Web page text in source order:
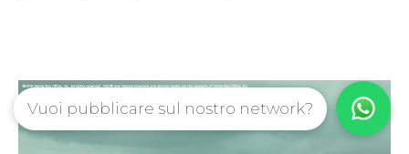
Vuoi pubblicare sul nostro network?